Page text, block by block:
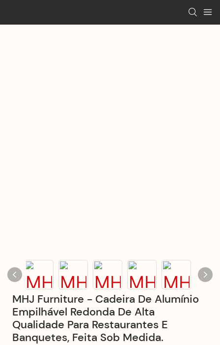
MHJ Furniture - Cadeira De Alumínio
Empilhável Redonda De Alta
Qualidade Para Restaurantes E
Banquetes, Feita Sob Medida.